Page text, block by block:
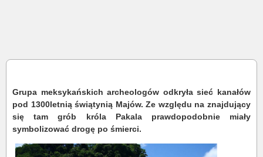
Grupa meksykańskich archeologów odkryła sieć kanałów
pod 1300letnią świątynią Majów. Ze względu na znajdujący
się tam grób króla Pakala prawdopodobnie miały
symbolizować drogę po śmierci.